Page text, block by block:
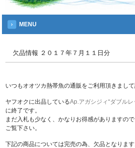
MENU
欠品情報 ２０１７年７月１１日分
いつもオオツカ熱帯魚の通販をご利用頂きまし
ヤフオクに出品しているAp.アガシジィ“ダブルレ
に終了です。
まだ入札も少なく、かなりお得感がありますの
ご覧下さい。
下記の商品については完売の為、欠品となります